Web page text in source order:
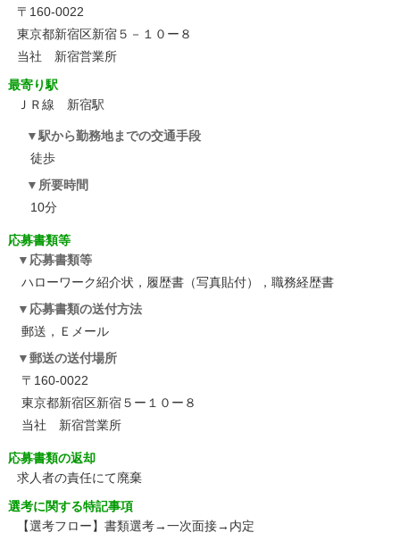
〒160-0022
東京都新宿区新宿５－１０ー８
当社 新宿営業所
最寄り駅
ＪＲ線 新宿駅
駅から勤務地までの交通手段
徒歩
所要時間
10分
応募書類等
応募書類等
ハローワーク紹介状，履歴書（写真貼付），職務経歴書
応募書類の送付方法
郵送，Ｅメール
郵送の送付場所
〒160-0022
東京都新宿区新宿５ー１０ー８
当社 新宿営業所
応募書類の返却
求人者の責任にて廃棄
選考に関する特記事項
【選考フロー】書類選考→一次面接→内定